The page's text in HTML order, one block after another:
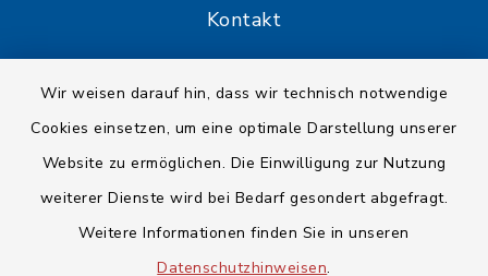
Wir weisen darauf hin, dass wir technisch notwendige
Cookies einsetzen, um eine optimale Darstellung unserer
Website zu ermöglichen. Die Einwilligung zur Nutzung
weiterer Dienste wird bei Bedarf gesondert abgefragt.
Weitere Informationen finden Sie in unseren
Datenschutzhinweisen.
Kontakt
Datenschutz
Impressum
Sitemap